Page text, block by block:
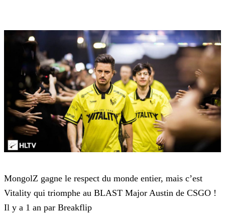
MongolZ gagne le respect du monde entier, mais c’est
Vitality qui triomphe au BLAST Major Austin de CSGO !
Il y a 1 an par Breakflip